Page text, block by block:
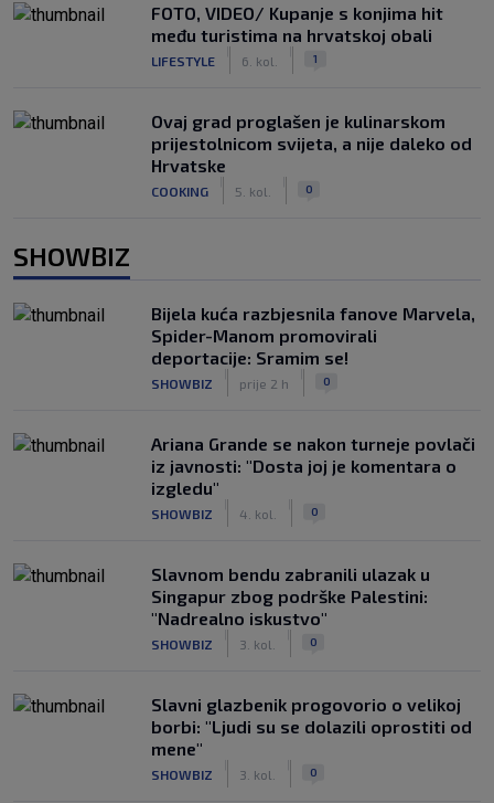
FOTO, VIDEO/ Kupanje s konjima hit
među turistima na hrvatskoj obali
LIFESTYLE 6. kol. 1
Ovaj grad proglašen je kulinarskom
prijestolnicom svijeta, a nije daleko od
Hrvatske
COOKING 5. kol. 0
SHOWBIZ
Bijela kuća razbjesnila fanove Marvela,
Spider-Manom promovirali
deportacije: Sramim se!
SHOWBIZ prije 2 h 0
Ariana Grande se nakon turneje povlači
iz javnosti: "Dosta joj je komentara o
izgledu"
SHOWBIZ 4. kol. 0
Slavnom bendu zabranili ulazak u
Singapur zbog podrške Palestini:
"Nadrealno iskustvo"
SHOWBIZ 3. kol. 0
Slavni glazbenik progovorio o velikoj
borbi: "Ljudi su se dolazili oprostiti od
mene"
SHOWBIZ 3. kol. 0